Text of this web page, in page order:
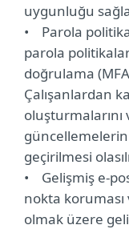
uygunluğu
• Parola
parola
doğrulama
Çalışanlardan
geçirilmesi
• Gelişmiş e-
nokta
olmak üzere